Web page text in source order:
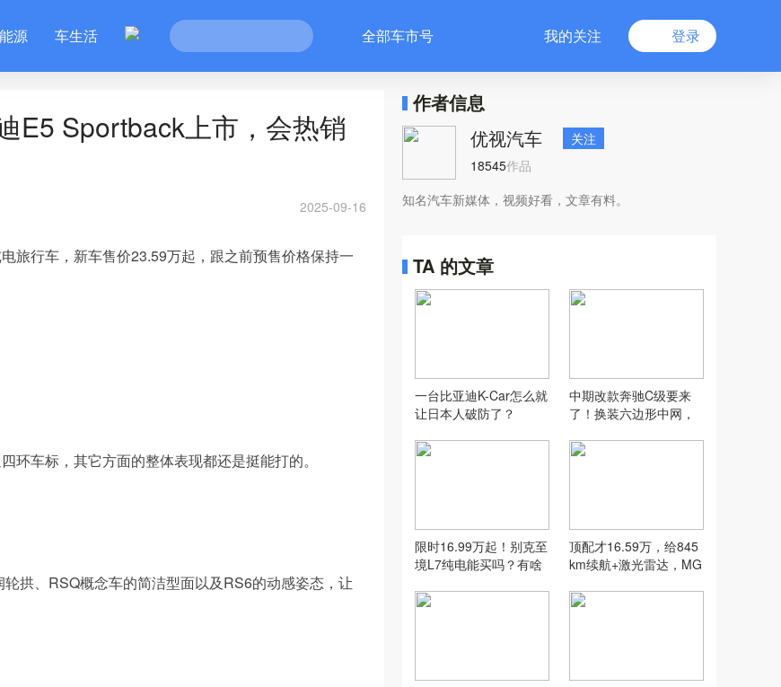
源 车生活 全部车市号 我的关注 登录
E5 Sportback上市，会热销
2025-09-16
旅行车，新车售价23.59万起，跟之前预售价格保持一
环车标，其它方面的整体表现都还是挺能打的。
拱、RSQ概念车的简洁型面以及RS6的动感姿态，让
作者信息
优视汽车
关注
18545作品
知名汽车新媒体，视频好看，文章有料。
TA 的文章
一台比亚迪K-Car怎么就
让日本人破防了？
中期改款奔驰C级要来
了！换装六边形中网，
限时16.99万起！别克至
境L7纯电能买吗？有啥
顶配才16.59万，给845
km续航+激光雷达，MG